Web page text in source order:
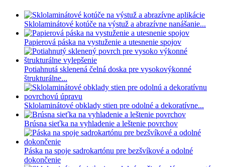
Sklolaminátové kotúče na výstuž a abrazívne nanášanie...
Papierová páska na vystuženie a utesnenie spojov
Potiahnutá sklenená čelná doska pre vysokovýkonné
štrukturálne...
Sklolaminátové obklady stien pre odolné a dekoratívne...
Brúsna sieťka na vyhladenie a leštenie povrchov
Páska na spoje sadrokartónu pre bezšvíkové a odolné
dokončenie